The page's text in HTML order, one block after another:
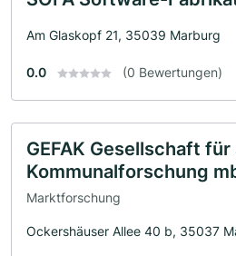
Am Glaskopf 21, 35039 Marburg
0.0 (0 Bewertungen)
GEFAK Gesellschaft
Kommunalforschung
Marktforschung
Ockershäuser Allee 40 b, 35037